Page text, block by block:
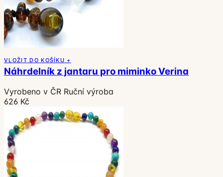
VLOŽIT DO KOŠÍKU +
Náhrdelník z jantaru pro miminko Verina
Vyrobeno v ČR Ruční výroba
626 Kč